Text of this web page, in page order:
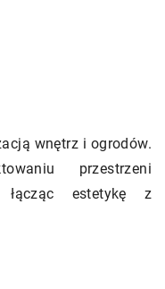
wnętrz i ogrodów.
przestrzeni
łącząc estetykę z